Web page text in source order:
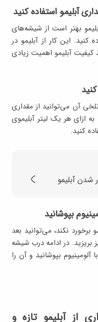
بهتر است از شیشه‌های
کنید. این کار از آبلیمو در
آبلیمو اهمیت زیادی
آن می‌توانید از مقداری
ازای هر یک لیتر آبلیموی
کنید.
شدن آبلیمو
برخورد نکند، می‌توانید بعد
بریزید. در ادامه درب شیشه
بپوشانید و آن را
از آبلیمو تازه و